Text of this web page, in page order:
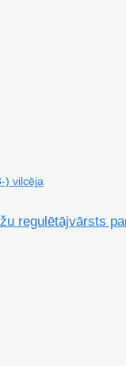
) vilcēja
regulētājvārsts